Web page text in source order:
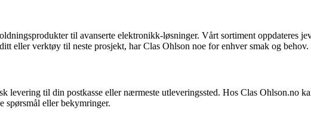
til avanserte elektronikk-løsninger. Vårt sortiment oppdateres
eller verktøy til neste prosjekt, har Clas Ohlson noe for enhver smak og behov.
levering til din postkasse eller nærmeste utleveringssted. Hos Clas Ohlson.no
spørsmål eller bekymringer.